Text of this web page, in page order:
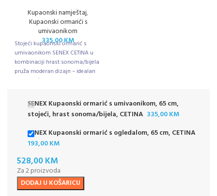
Kupaonski namještaj,
Kupaonski ormarići s
umivaonikom
335,00KM
Stojeći kupaonski ormarić s
umivaonikom SENEX CETINA u
kombinaciji hrast sonoma/bijela
pruža moderan dizajn – idealan
za praktično i elegantno uređenje
SENEX Kupaonski ormarić s umivaonikom, 65 cm,
stojeći, hrast sonoma/bijela, CETINA 335,00KM
SENEX Kupaonski ormarić s ogledalom, 65 cm, CETINA
193,00KM
528,00KM
Za 2 proizvoda
DODAJ U KOŠARICU